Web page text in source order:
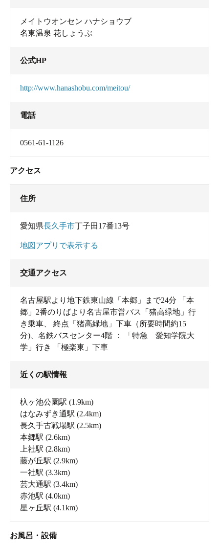
メイトウオンセン ハナショウブ
名東温泉 花しょうぶ
公式HP
http://www.hanashobu.com/meitou/
電話
0561-61-1126
アクセス
住所
愛知県長久手市丁子田17番13号
地図アプリで表示する
交通アクセス
名古屋駅より地下鉄東山線「本郷」まで24分 「本
郷」2番のりばより名古屋市営バス「猪高緑地」行
き乗車、 終点「猪高緑地」下車（所要時間約15
分)、名鉄バスセンター4階 ： 「特急 愛知学院大
学」行き 「極楽東」下車
近くの駅情報
杁ヶ池公園駅 (1.9km)
はなみずき通駅 (2.4km)
長久手古戦場駅 (2.5km)
本郷駅 (2.6km)
上社駅 (2.8km)
藤が丘駅 (2.9km)
一社駅 (3.3km)
芸大通駅 (3.4km)
赤池駅 (4.0km)
星ヶ丘駅 (4.1km)
お風呂・設備